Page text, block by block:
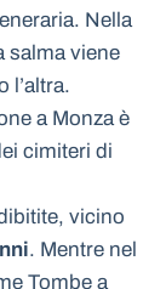
Nella
salma viene
l’altra.
a Monza è
cimiteri di
vicino
. Mentre nel
Tombe a